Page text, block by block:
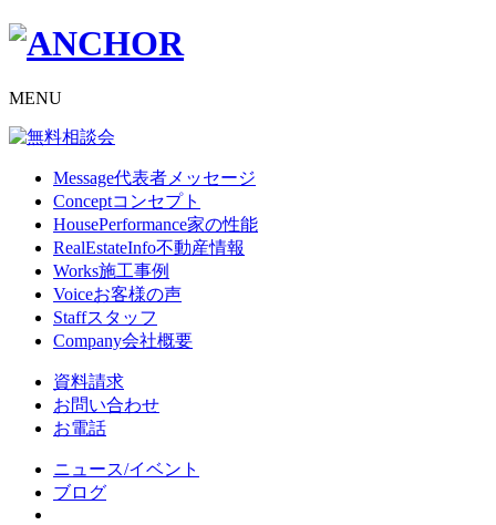
MENU
Message代表者メッセージ
Conceptコンセプト
HousePerformance家の性能
RealEstateInfo不動産情報
Works施工事例
Voiceお客様の声
Staffスタッフ
Company会社概要
資料請求
お問い合わせ
お電話
ニュース/イベント
ブログ